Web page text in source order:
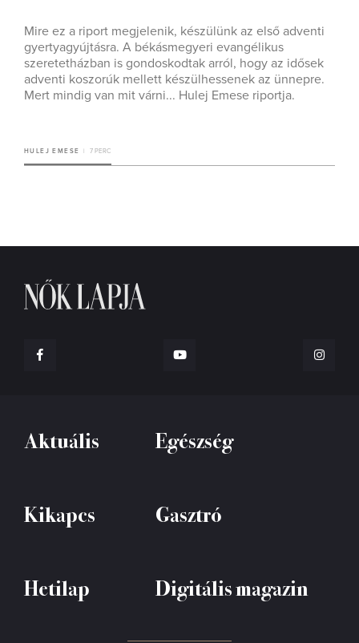
Mire ez a riport megjelenik, készülünk az első adventi
gyertyagyújtásra. A békásmegyeri evangélikus
szeretetházban is gondoskodtak arról, hogy az idősek
adventi koszorúk mellett készülhessenek az ünnepre.
Mert mindig van mit várni... Hulej Emese riportja.
HULEJ EMESE 7 PERC
Aktuális Egészség
Kikapcs Gasztró
Hetilap Digitális magazin